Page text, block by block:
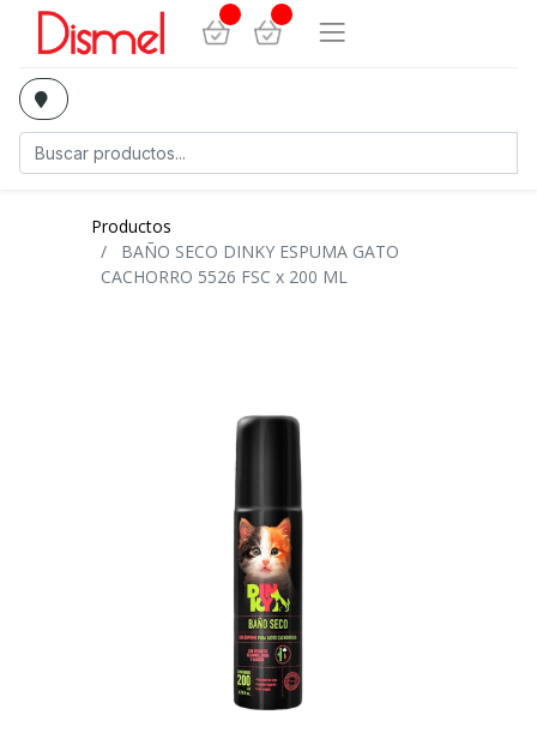
Productos
BAÑO SECO DINKY ESPUMA GATO
CACHORRO 5526 FSC x 200 ML